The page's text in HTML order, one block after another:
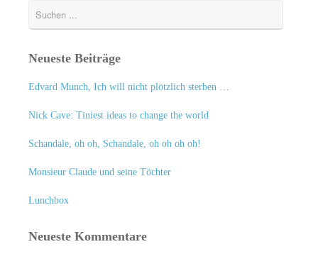
Neueste Beiträge
Edvard Munch, Ich will nicht plötzlich sterben …
Nick Cave: Tiniest ideas to change the world
Schandale, oh oh, Schandale, oh oh oh oh!
Monsieur Claude und seine Töchter
Lunchbox
Neueste Kommentare